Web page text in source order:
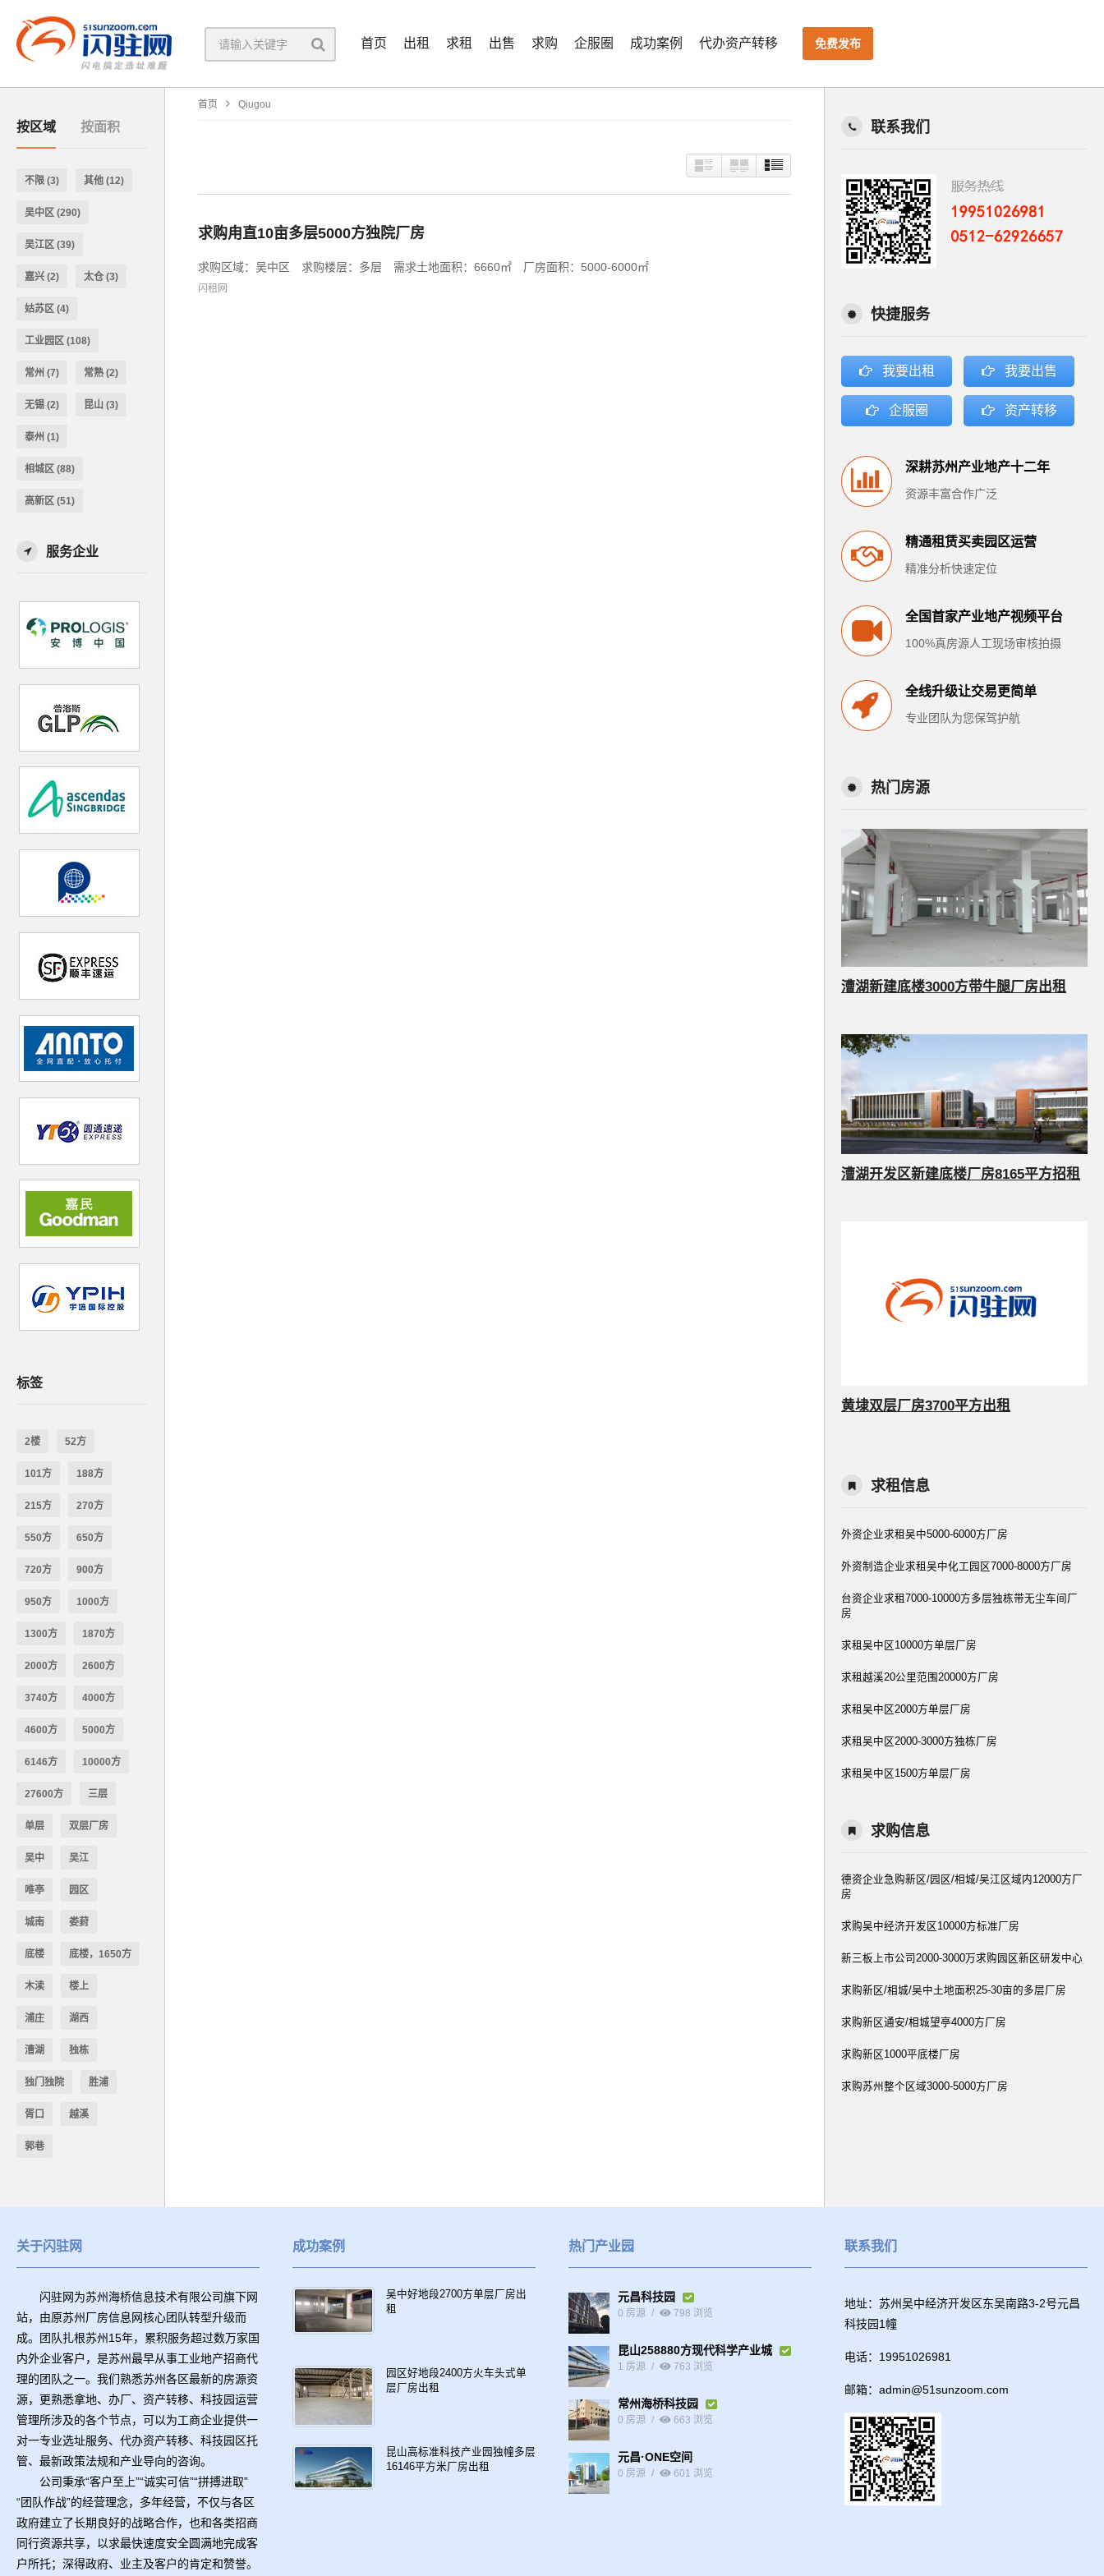
首页 出租 求租 出售 求购 企服圈 成功案例 代办资产转移 免费发布
按区域 按面积
不限 (3) 其他 (12)
吴中区 (290)
吴江区 (39)
嘉兴 (2) 太仓 (3)
姑苏区 (4)
工业园区 (108)
常州 (7) 常熟 (2)
无锡 (2) 昆山 (3)
泰州 (1)
相城区 (88)
高新区 (51)
服务企业
标签
2楼 52方
101方 188方
215方 270方
550方 650方
720方 900方
950方 1000方
1300方 1870方
2000方 2600方
3740方 4000方
4600方 5000方
6146方 10000方
27600方 三层
单层 双层厂房
吴中 吴江
唯亭 园区
城南 娄葑
底楼 底楼，1650方
木渎 楼上
浦庄 湖西
漕湖 独栋
独门独院 胜浦
胥口 越溪
郭巷
首页 Qiugou
求购甪直10亩多层5000方独院厂房
求购区域：吴中区 求购楼层：多层 需求土地面积：6660㎡ 厂房面积：5000-6000㎡
闪租网
联系我们
快捷服务
我要出租 我要出售
企服圈 资产转移
深耕苏州产业地产十二年
资源丰富合作广泛
精通租赁买卖园区运营
精准分析快速定位
全国首家产业地产视频平台
100%真房源人工现场审核拍摄
全线升级让交易更简单
专业团队为您保驾护航
热门房源
漕湖新建底楼3000方带牛腿厂房出租
漕湖开发区新建底楼厂房8165平方招租
黄埭双层厂房3700平方出租
求租信息
外资企业求租吴中5000-6000方厂房
外资制造企业求租吴中化工园区7000-8000方厂房
台资企业求租7000-10000方多层独栋带无尘车间厂
房
求租吴中区10000方单层厂房
求租越溪20公里范围20000方厂房
求租吴中区2000方单层厂房
求租吴中区2000-3000方独栋厂房
求租吴中区1500方单层厂房
求购信息
德资企业急购新区/园区/相城/吴江区域内12000方厂
房
求购吴中经济开发区10000方标准厂房
新三板上市公司2000-3000万求购园区新区研发中心
求购新区/相城/吴中土地面积25-30亩的多层厂房
求购新区通安/相城望亭4000方厂房
求购新区1000平底楼厂房
求购苏州整个区域3000-5000方厂房
关于闪驻网
闪驻网为苏州海桥信息技术有限公司旗下网
站，由原苏州厂房信息网核心团队转型升级而
成。团队扎根苏州15年，累积服务超过数万家国
内外企业客户，是苏州最早从事工业地产招商代
理的团队之一。我们熟悉苏州各区最新的房源资
源，更熟悉拿地、办厂、资产转移、科技园运营
管理所涉及的各个节点，可以为工商企业提供一
对一专业选址服务、代办资产转移、科技园区托
管、最新政策法规和产业导向的咨询。
公司秉承“客户至上”“诚实可信”“拼搏进取”
“团队作战”的经营理念，多年经营，不仅与各区
政府建立了长期良好的战略合作，也和各类招商
同行资源共享，以求最快速度安全圆满地完成客
户所托；深得政府、业主及客户的肯定和赞誉。
成功案例
吴中好地段2700方单层厂房出
租
园区好地段2400方火车头式单
层厂房出租
昆山高标准科技产业园独幢多层
16146平方米厂房出租
热门产业园
元昌科技园
0 房源 798 浏览
昆山258880方现代科学产业城
1 房源 763 浏览
常州海桥科技园
0 房源 663 浏览
元昌·ONE空间
0 房源 601 浏览
联系我们
地址：苏州吴中经济开发区东吴南路3-2号元昌
科技园1幢
电话：19951026981
邮箱：admin@51sunzoom.com